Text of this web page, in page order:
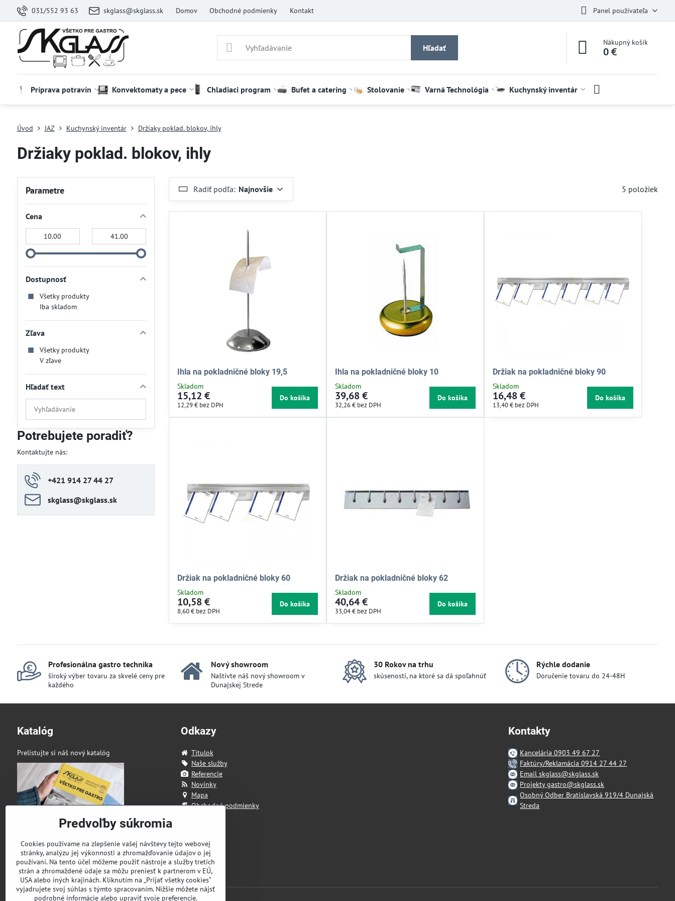
031/552 93 63 skglass@skglass.sk Domov Obchodné podmienky Kontakt Panel používateľa
Hľadať
Nákupný košík
0 €
Príprava potravín Konvektomaty a pece Chladiaci program Bufet a catering Stolovanie Varná Technológia Kuchynský inventár
Úvod JAZ Kuchynský inventár Držiaky poklad. blokov, ihly
Držiaky poklad. blokov, ihly
Radiť podľa: Najnovšie 5 položiek
Ihla na pokladničné bloky 19,5
Skladom
15,12 €
12,29 € bez DPH
Do košíka
Ihla na pokladničné bloky 10
Skladom
39,68 €
32,26 € bez DPH
Do košíka
Držiak na pokladničné bloky 90
Skladom
16,48 €
13,40 € bez DPH
Do košíka
Držiak na pokladničné bloky 60
Skladom
10,58 €
8,60 € bez DPH
Do košíka
Držiak na pokladničné bloky 62
Skladom
40,64 €
33,04 € bez DPH
Do košíka
Parametre
Cena
Dostupnosť
Všetky produkty
Iba skladom
Zľava
Všetky produkty
V zľave
Hľadať text
Prehľadať
výsledky
filtra
fulltextom
Potrebujete poradiť?
Kontaktujte nás:
+421 914 27 44 27
skglass​@skglass​.sk
Profesionálna gastro technika
široký výber tovaru za skvelé ceny pre
každého
Nový showroom
Naštívte náš nový showroom v
Dunajskej Strede
30 Rokov na trhu
skúsenosti, na ktoré sa dá spoľahnúť
Rýchle dodanie
Doručenie tovaru do 24-48H
Katalóg
Prelistujte si náš nový katalóg
Odkazy
Titulok
Naše služby
Referencie
Novinky
Mapa
Obchodné podmienky
Kontakty
Kancelária 0903 49 67 27
Faktúry/Reklamácia 0914 27 44 27
Email skglass@skglass.sk
Projekty gastro@skglass.sk
Osobný Odber Bratislavská 919/4 Dunajská
Streda
Predvoľby súkromia
Cookies používame na zlepšenie vašej návštevy tejto webovej
stránky, analýzu jej výkonnosti a zhromažďovanie údajov o jej
používaní. Na tento účel môžeme použiť nástroje a služby tretích
strán a zhromaždené údaje sa môžu preniesť k partnerom v EÚ,
USA alebo iných krajinách. Kliknutím na „Prijať všetky cookies“
vyjadrujete svoj súhlas s týmto spracovaním. Nižšie môžete nájsť
podrobné informácie alebo upraviť svoje preferencie.